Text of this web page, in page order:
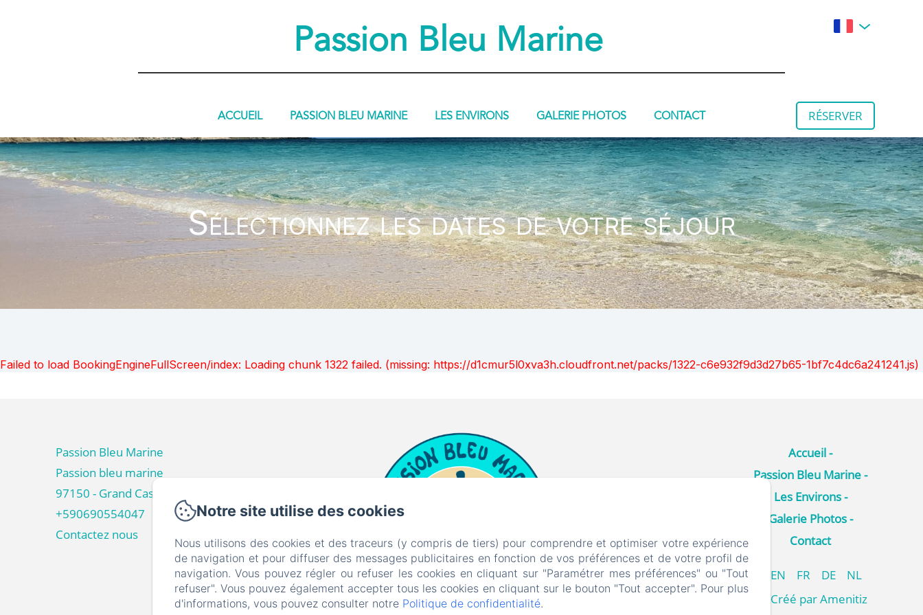
Passion Bleu Marine
ACCUEIL PASSION BLEU MARINE LES ENVIRONS GALERIE PHOTOS CONTACT RÉSERVER
Sélectionnez les dates de votre séjour
Failed to load BookingEngineFullScreen/index: Loading chunk 1322 failed. (missing: https://d1cmur5l0xva3h.cloudfront.net/packs/1322-c6e932f9d3d27b65-1bf7c4dc6a241241.js)
Passion Bleu Marine
Passion bleu marine
97150 - Grand Case
+590690554047
Contactez nous
Accueil
Passion Bleu Marine
Les Environs
Galerie Photos
Contact
EN FR DE
NL
Créé par Amenitiz
Notre site utilise des cookies
Nous utilisons des cookies et des traceurs (y compris de tiers) pour comprendre et optimiser votre expérience
de navigation et pour diffuser des messages publicitaires en fonction de vos préférences et de votre profil de
navigation. Vous pouvez régler ou refuser les cookies en cliquant sur "Paramétrer mes préférences" ou "Tout
refuser". Vous pouvez également accepter tous les cookies en cliquant sur le bouton "Tout accepter". Pour plus
d'informations, vous pouvez consulter notre Politique de confidentialité.